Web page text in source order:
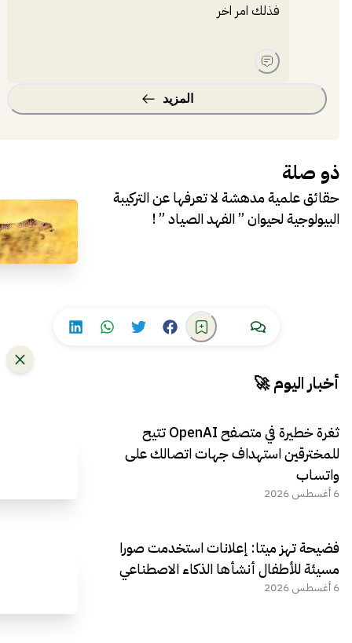
فذلك امر اخر
المزيد
ذو صلة
حقائق علمية مدهشة لا تعرفها عن التركيبة
البيولوجية لحيوان ” الفهد الصياد ” !
أخبار اليوم 🚀
ثغرة خطيرة في متصفح OpenAI تتيح
للمخترقين استهداف جهات اتصالك على
واتساب
6 أغسطس 2026
فضيحة تهز ميتا: إعلانات استخدمت صورا
مسيئة للأطفال أنشأها الذكاء الاصطناعي
6 أغسطس 2026